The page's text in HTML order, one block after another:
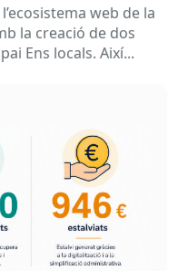
web de la
la creació de dos
Ens locals. Així...